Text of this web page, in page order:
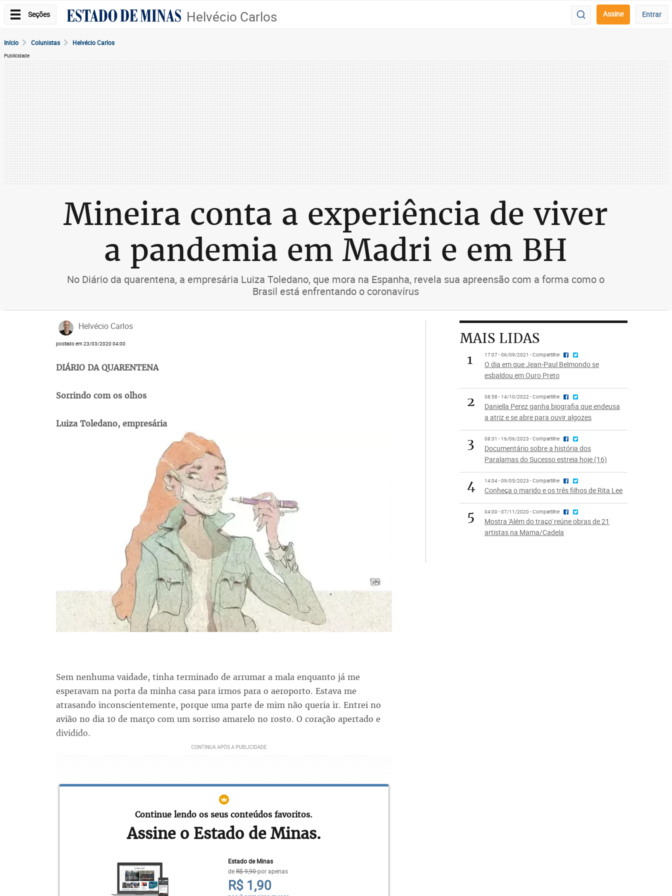
Seções Helvécio Carlos Assine Entrar
Início Colunistas Helvécio Carlos
Publicidade
Mineira conta a experiência de viver
a pandemia em Madri e em BH
No Diário da quarentena, a empresária Luiza Toledano, que mora na Espanha, revela sua apreensão com a forma como o
Brasil está enfrentando o coronavírus
Helvécio Carlos
postado em 23/03/2020 04:00
DIÁRIO DA QUARENTENA
Sorrindo com os olhos
Luiza Toledano, empresária
Sem nenhuma vaidade, tinha terminado de arrumar a mala enquanto já me
esperavam na porta da minha casa para irmos para o aeroporto. Estava me
atrasando inconscientemente, porque uma parte de mim não queria ir. Entrei no
avião no dia 10 de março com um sorriso amarelo no rosto. O coração apertado e
dividido.
Continue lendo os seus conteúdos favoritos.
Assine o Estado de Minas.
Estado de Minas
deR$ 9,90por apenas
R$ 1,90
MAIS LIDAS
1
17:07 - 06/09/2021 - Compartilhe
O dia em que Jean-Paul Belmondo se
esbaldou em Ouro Preto
2 08:58 - 14/10/2022 - Compartilhe
Daniella Perez ganha biografia que endeusa
a atriz e se abre para ouvir algozes
3 08:31 - 16/06/2023 - Compartilhe
Documentário sobre a história dos
Paralamas do Sucesso estreia hoje (16)
4 14:04 - 09/05/2023 - Compartilhe
Conheça o marido e os três filhos de Rita Lee
5 04:00 - 07/11/2020 - Compartilhe
Mostra 'Além do traço' reúne obras de 21
artistas na Mama/Cadela